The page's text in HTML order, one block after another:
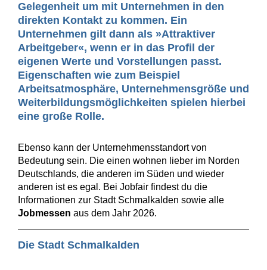
Gelegenheit um mit Unternehmen in den
direkten Kontakt zu kommen. Ein
Unternehmen gilt dann als »Attraktiver
Arbeitgeber«, wenn er in das Profil der
eigenen Werte und Vorstellungen passt.
Eigenschaften wie zum Beispiel
Arbeitsatmosphäre, Unternehmensgröße und
Weiterbildungsmöglichkeiten spielen hierbei
eine große Rolle.
Ebenso kann der Unternehmensstandort von
Bedeutung sein. Die einen wohnen lieber im Norden
Deutschlands, die anderen im Süden und wieder
anderen ist es egal. Bei Jobfair findest du die
Informationen zur Stadt Schmalkalden sowie alle
Jobmessen aus dem Jahr 2026.
Die Stadt Schmalkalden